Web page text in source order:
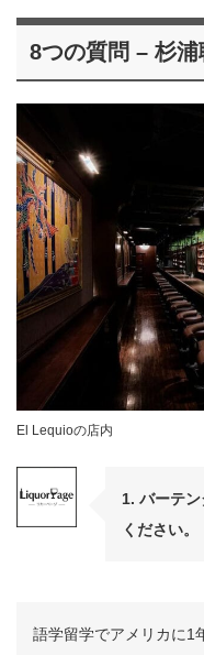
8つの質問 – 杉浦
El Lequioの店内
1. バーテ
ください。
語学留学でアメリカに1